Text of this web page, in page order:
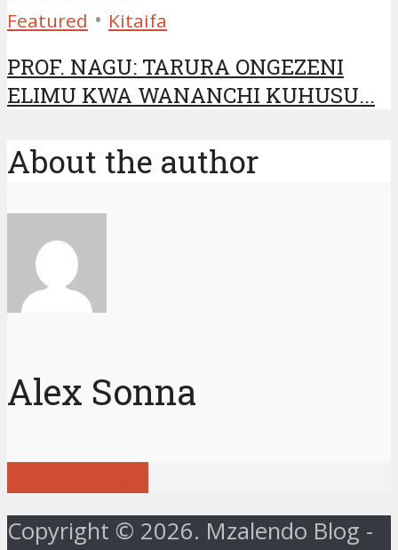
Featured • Kitaifa
PROF. NAGU: TARURA ONGEZENI
ELIMU KWA WANANCHI KUHUSU...
About the author
Alex Sonna
Copyright © 2026. Mzalendo Blog -